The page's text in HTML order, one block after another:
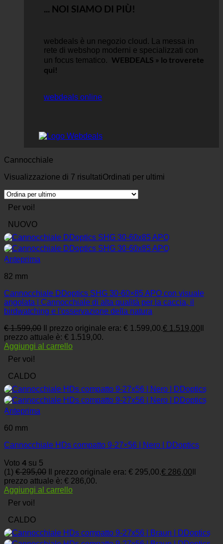
... NOI SIAMO DI PIÙ!
webdeals è un negozio cloud.
La messa in
rete di webshop moderni e specializzati con
un focus tematico. WEBDEALS » lo troverete
qui!
webdeals online
Cannocchiale
Visualizzazione di 7 risultatiOrdinati per ultimi
Per voi!
NUOVO
Anteprima
82 mm
Cannocchiale DDoptics SHG 30-60×85 APO con visuale
angolata | Cannocchiale di alta qualità per la caccia, il
birdwatching e l'osservazione della natura
€1.599,00 Il prezzo originale era: € 1.599,00.€ 1.519,00
prezzo attuale è: € 1.519,00.
Aggiungi al carrello
Per voi!
CALDO
Anteprima
60 mm
Cannocchiale HDs compatto 9-27×56 | Nero | DDoptics
Voto 4 su 5
(1) €295,00 Il prezzo originale era: € 295,00.€ 286,00
prezzo attuale è: € 286,00.
Aggiungi al carrello
Per voi!
CALDO